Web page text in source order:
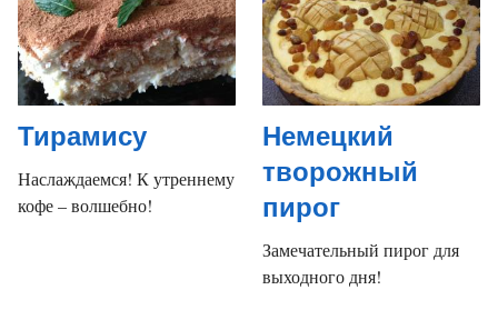
Тирамису
Наслаждаемся! К утреннему
кофе – волшебно!
Немецкий
творожный
пирог
Замечательный пирог для
выходного дня!